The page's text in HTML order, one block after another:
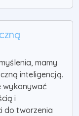
mamy
inteligencją.
wykonywać
i
do tworzenia